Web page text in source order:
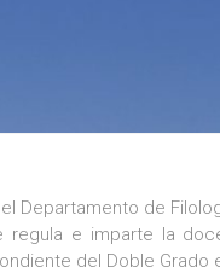
Departamento de
regula e imparte la
del Doble Grado